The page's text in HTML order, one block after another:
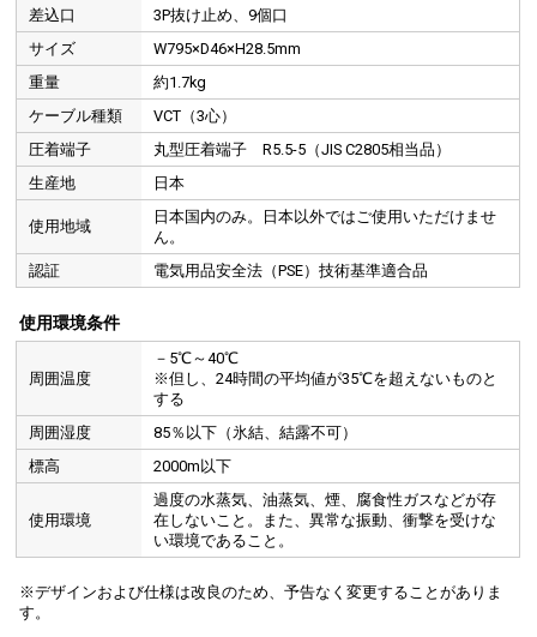
差込口
3P抜け止め、9個口
サイズ
W795×D46×H28.5mm
重量
約1.7kg
ケーブル種類
VCT（3心）
圧着端子
丸型圧着端子 R5.5-5（JIS C2805相当品）
生産地
日本
使用地域
日本国内のみ。日本以外ではご使用いただけませ
ん。
認証
電気用品安全法（PSE）技術基準適合品
使用環境条件
周囲温度
－5℃～40℃
※但し、24時間の平均値が35℃を超えないものと
する
周囲湿度
85％以下（氷結、結露不可）
標高
2000m以下
使用環境
過度の水蒸気、油蒸気、煙、腐食性ガスなどが存
在しないこと。また、異常な振動、衝撃を受けな
い環境であること。
※デザインおよび仕様は改良のため、予告なく変更することがありま
す。